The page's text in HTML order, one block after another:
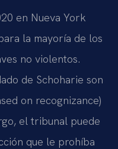
en Nueva York
la mayoría de los
no violentos.
de Schoharie son
on recognizance)
el tribunal puede
que le prohíba